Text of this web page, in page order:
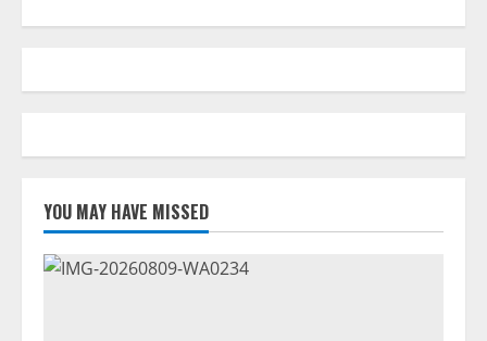
Mengangkat
YOU MAY HAVE MISSED